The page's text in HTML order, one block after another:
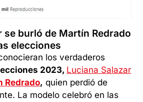
se burló de Martín Redrado
elecciones
los verdaderos
2023, Luciana Salazar
Redrado, quien perdió de
La modelo celebró en las